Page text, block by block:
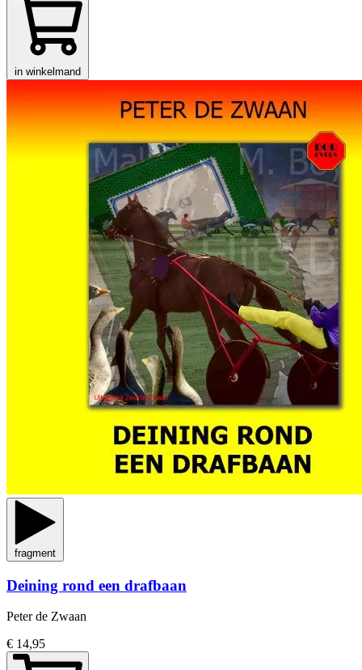
in winkelmand
fragment
Deining rond een drafbaan
Peter de Zwaan
€ 14,95